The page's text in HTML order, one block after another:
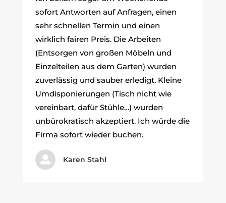
sofort Antworten auf Anfragen, einen
sehr schnellen Termin und einen
wirklich fairen Preis. Die Arbeiten
(Entsorgen von großen Möbeln und
Einzelteilen aus dem Garten) wurden
zuverlässig und sauber erledigt. Kleine
Umdisponierungen (Tisch nicht wie
vereinbart, dafür Stühle…) wurden
unbürokratisch akzeptiert. Ich würde die
Firma sofort wieder buchen.
 Karen Stahl